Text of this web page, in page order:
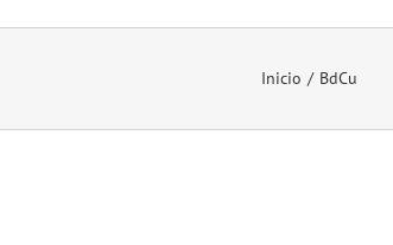
Inicio BdCu